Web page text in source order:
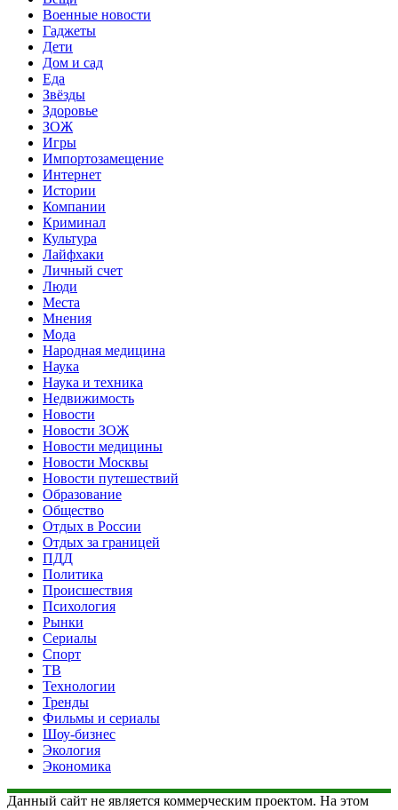
Военные новости
Гаджеты
Дети
Дом и сад
Еда
Звёзды
Здоровье
ЗОЖ
Игры
Импортозамещение
Интернет
Истории
Компании
Криминал
Культура
Лайфхаки
Личный счет
Люди
Места
Мнения
Мода
Народная медицина
Наука
Наука и техника
Недвижимость
Новости
Новости ЗОЖ
Новости медицины
Новости Москвы
Новости путешествий
Образование
Общество
Отдых в России
Отдых за границей
ПДД
Политика
Происшествия
Психология
Рынки
Сериалы
Спорт
ТВ
Технологии
Тренды
Фильмы и сериалы
Шоу-бизнес
Экология
Экономика
Данный сайт не является коммерческим проектом. На этом